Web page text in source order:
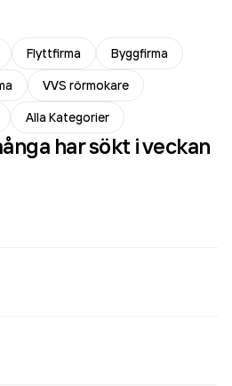
Flyttfirma
Byggfirma
VVS rörmokare
Alla Kategorier
har sökt i veckan